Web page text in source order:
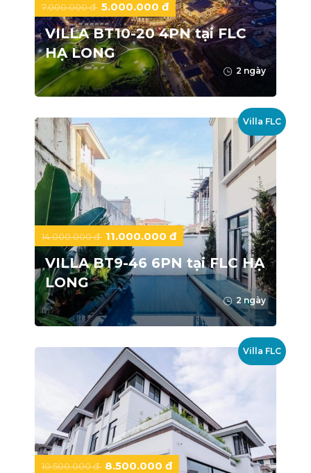
7.000.000 đ 5.000.000 đ
VILLA BT10-20 4PN tại FLC
HẠ LONG
2 ngày
Villa FLC
14.000.000 đ 11.000.000 đ
VILLA BT9-46 6PN tại FLC HẠ
LONG
2 ngày
Villa FLC
10.500.000 đ 8.500.000 đ